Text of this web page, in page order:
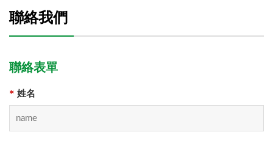
聯絡我們
聯絡表單
* 姓名